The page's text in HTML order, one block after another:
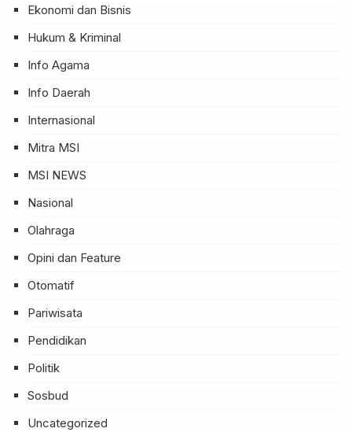
Ekonomi dan Bisnis
Hukum & Kriminal
Info Agama
Info Daerah
Internasional
Mitra MSI
MSI NEWS
Nasional
Olahraga
Opini dan Feature
Otomatif
Pariwisata
Pendidikan
Politik
Sosbud
Uncategorized